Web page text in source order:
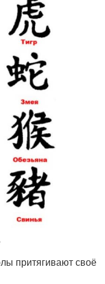
притягивают своё